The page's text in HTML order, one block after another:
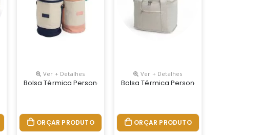
Ver + Detalhes
Bolsa Térmica Personalizada
ORÇAR PRODUTO
Ver + Detalhes
Bolsa Térmica Personalizada
ORÇAR PRODUTO